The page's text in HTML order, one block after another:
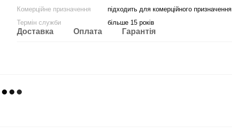
Комерційне призначення
підходить для комерційного призначення
Термін служби
більше 15 років
Доставка Оплата Гарантія